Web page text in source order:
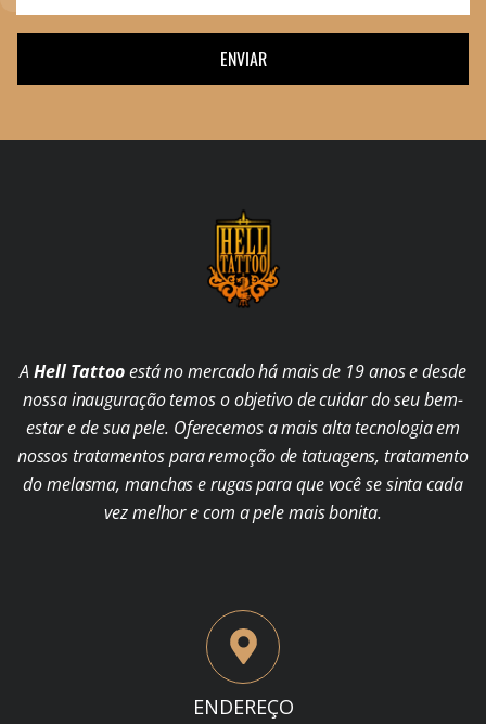
ENVIAR
AHell Tattooestá no mercado há mais de 19 anos e desde
nossa inauguração temos o objetivo de cuidar do seu bem-
estar e de sua pele. Oferecemos a mais alta tecnologia em
nossos tratamentos para remoção de tatuagens, tratamento
do melasma, manchas e rugas para que você se sinta cada
vez melhor e com a pele mais bonita.
ENDEREÇO